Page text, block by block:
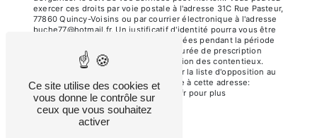
exercer ces droits par voie postale à l'adresse 31C Rue Pasteur,
77860 Quincy-Voisins ou par courrier électronique à l'adresse
buche77@hotmail.fr. Un justificatif d'identité pourra vous être
demandé. Nous conservons vos données pendant la période
de prise de contact puis pendant la durée de prescription
légale aux fins probatoires et de gestion des contentieux.
Vous avez le droit de vous inscrire sur la liste d'opposition au
démarchage téléphonique, disponible à cette adresse:
Bloctel.gouv.fr . Consultez le site cnil.fr pour plus
d’informations sur vos droits.
Ce site utilise des cookies et
vous donne le contrôle sur
ceux que vous souhaitez
activer